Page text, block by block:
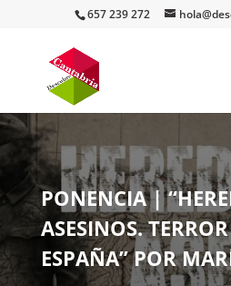
657 239 272
PONENCIA |
ASESINOS.
ESPAÑA” POR